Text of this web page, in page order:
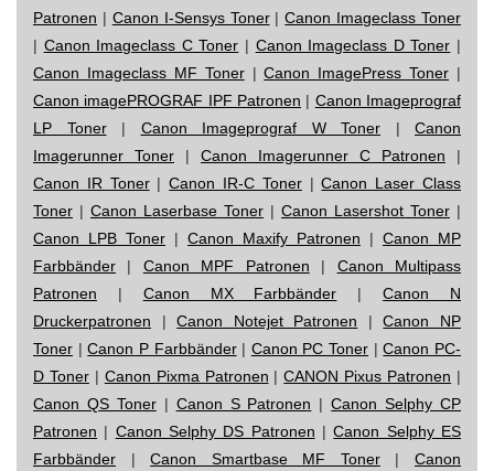
Patronen | Canon I-Sensys Toner|Canon Imageclass Toner
| Canon Imageclass C Toner | Canon Imageclass D Toner |
Canon Imageclass MF Toner|Canon ImagePress Toner |
Canon imagePROGRAF IPF Patronen | Canon Imageprograf
LP Toner| Canon Imageprograf W Toner | Canon
Imagerunner Toner | Canon Imagerunner C Patronen |
Canon IR Toner|Canon IR-C Toner|Canon Laser Class
Toner | Canon Laserbase Toner | Canon Lasershot Toner |
Canon LPB Toner | Canon Maxify Patronen | Canon MP
Farbbänder | Canon MPF Patronen | Canon Multipass
Patronen | Canon MX Farbbänder |Canon N
Druckerpatronen |Canon Notejet Patronen |Canon NP
Toner |Canon P Farbbänder| Canon PC Toner |Canon PC-
D Toner| Canon Pixma Patronen |CANON Pixus Patronen |
Canon QS Toner| Canon S Patronen |Canon Selphy CP
Patronen | Canon Selphy DS Patronen |Canon Selphy ES
Farbbänder |Canon Smartbase MF Toner|Canon